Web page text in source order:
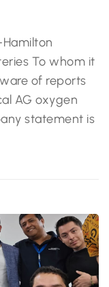
To whom it
of reports
AG oxygen
statement is